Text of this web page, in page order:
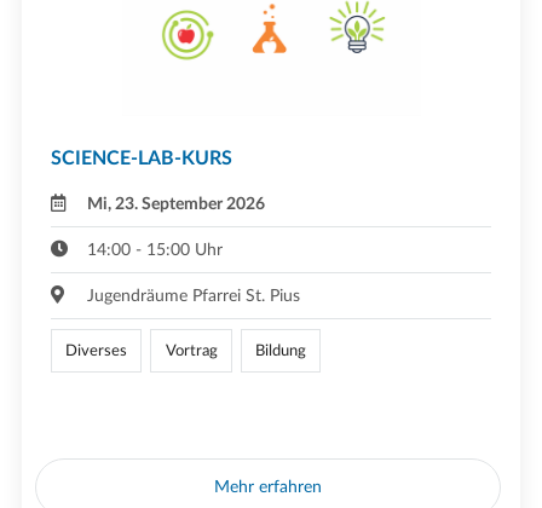
SCIENCE-LAB-KURS
Mi, 23. September 2026
14:00 - 15:00 Uhr
Jugendräume Pfarrei St. Pius
Diverses Vortrag Bildung
Mehr erfahren